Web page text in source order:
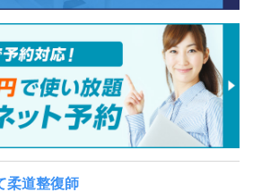
柔道整復師